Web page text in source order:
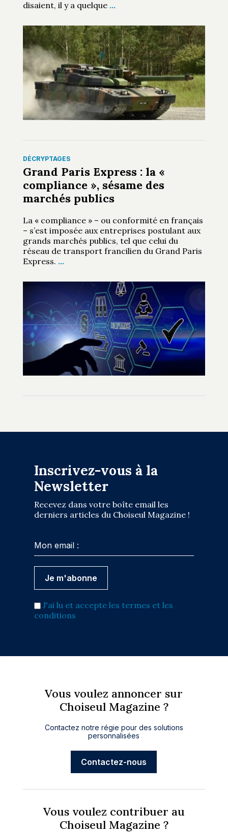
disaient, il y a quelque …
DÉCRYPTAGES
Grand Paris Express : la «
compliance », sésame des
marchés publics
La « compliance » – ou conformité en français
– s’est imposée aux entreprises postulant aux
grands marchés publics, tel que celui du
réseau de transport francilien du Grand Paris
Express. …
Inscrivez-vous à la
Newsletter
Recevez dans votre boîte email les
derniers articles du Choiseul Magazine !
J'ai lu et accepte les termes et les
conditions
Vous voulez annoncer sur
Choiseul Magazine ?
Contactez notre régie pour des solutions
personnalisées
Contactez-nous
Vous voulez contribuer au
Choiseul Magazine ?